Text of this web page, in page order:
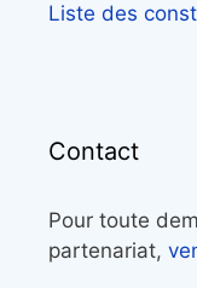
Liste des
Contact
Pour toute
partenariat,